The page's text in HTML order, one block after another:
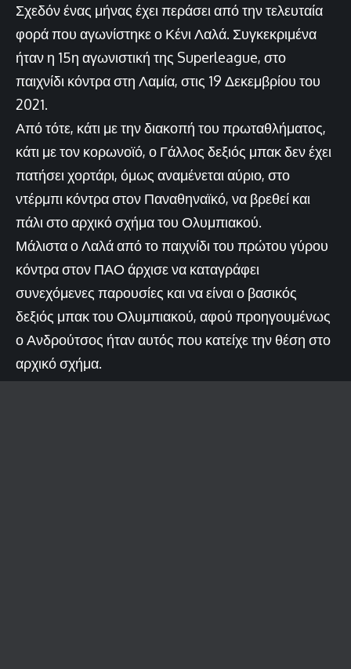
Σχεδόν ένας μήνας έχει περάσει από την τελευταία
φορά που αγωνίστηκε ο Κένι Λαλά. Συγκεκριμένα
ήταν η 15η αγωνιστική της Superleague, στο
παιχνίδι κόντρα στη Λαμία, στις 19 Δεκεμβρίου του
2021.
Από τότε, κάτι με την διακοπή του πρωταθλήματος,
κάτι με τον κορωνοϊό, ο Γάλλος δεξιός μπακ δεν έχει
πατήσει χορτάρι, όμως αναμένεται αύριο, στο
ντέρμπι κόντρα στον Παναθηναϊκό, να βρεθεί και
πάλι στο αρχικό σχήμα του Ολυμπιακού.
Μάλιστα ο Λαλά από το παιχνίδι του πρώτου γύρου
κόντρα στον ΠΑΟ άρχισε να καταγράφει
συνεχόμενες παρουσίες και να είναι ο βασικός
δεξιός μπακ του Ολυμπιακού, αφού προηγουμένως
ο Ανδρούτσος ήταν αυτός που κατείχε την θέση στο
αρχικό σχήμα.